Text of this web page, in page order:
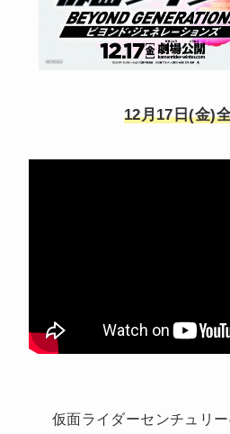
12月17日(金)
仮面ライダーセンチュリ